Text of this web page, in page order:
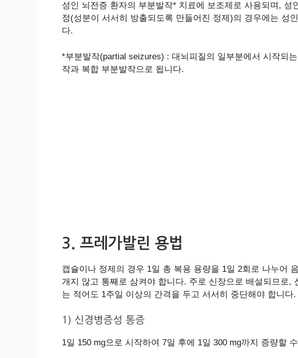
성인 뇌전증 환자의 부분발작* 치료에 보조제로 사용되며,
정(성분이 서서히 방출되도록 만들어진 정제)의 경우에는 성
다.
*부분발작(partial seizures) : 대뇌피질의 일부분에서 시작되
작과 복합 부분발작으로 됩니다.
3. 프레가발린 용법
캡슐이나 정제의 경우 1일 총 복용 용량을 1일 2회로 나누어
개지 않고 통째로 삼켜야 합니다. 주로 신장으로 배설되므로,
는 적어도 1주일 이상의 간격을 두고 서서히 중단해야 합니다.
1) 신경병증성 통증
1일 150 mg으로 시작하여 7일 후에 1일 300 mg까지 증량할